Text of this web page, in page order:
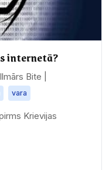
internetā?
Bite |
vara
Krievijas